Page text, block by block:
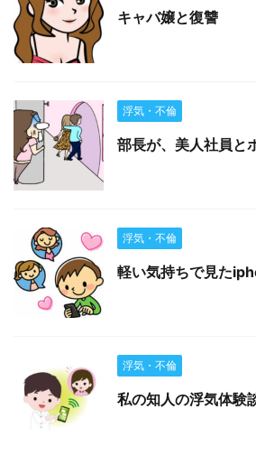
キャバ嬢と復讐
浮気・不倫
部長が、美人社員と
浮気・不倫
軽い気持ちで見た
浮気・不倫
私の知人の浮気体験